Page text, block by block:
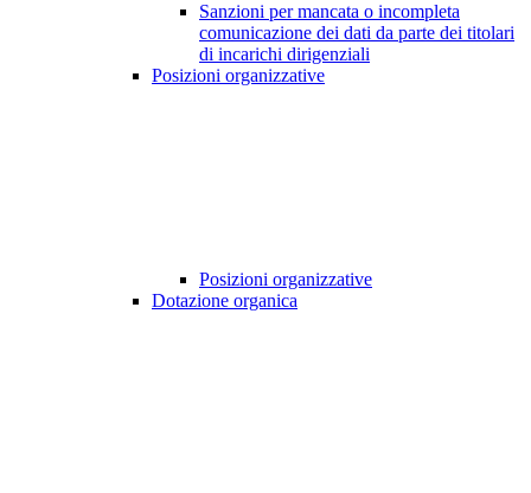
Sanzioni per mancata o incompleta
comunicazione dei dati da parte dei titolari
di incarichi dirigenziali
Posizioni organizzative
Posizioni organizzative
Dotazione organica